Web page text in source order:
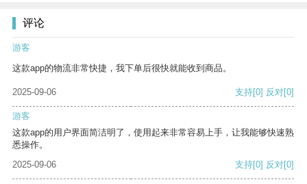
评论
游客
这款app的物流非常快捷，我下单后很快就能收到商品。
2025-09-06 支持[0] 反对[0]
游客
这款app的用户界面简洁明了，使用起来非常容易上手，让我能够快速熟
悉操作。
2025-09-06
支持[0] 反对[0]